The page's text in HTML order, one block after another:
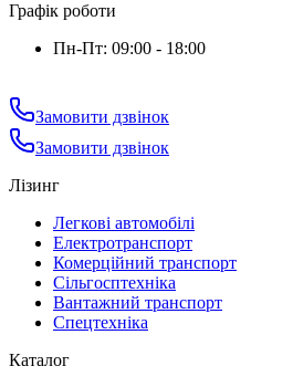
Графік роботи
Пн-Пт: 09:00 - 18:00
Замовити дзвінок
Замовити дзвінок
Лізинг
Легкові автомобілі
Електротранспорт
Комерційний транспорт
Сільгосптехніка
Вантажний транспорт
Спецтехніка
Каталог